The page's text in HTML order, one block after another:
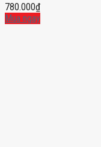
780.000₫
Mua ngay